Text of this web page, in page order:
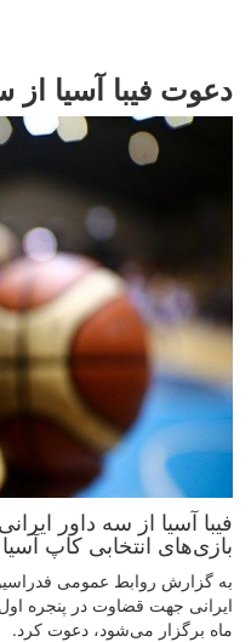
دعوت فیبا آسیا از
فیبا آسیا از سه داور
بازی‌های انتخابی کاپ
به گزارش روابط عمومی
ماه برگزار می‌شود، دعوت کرد.